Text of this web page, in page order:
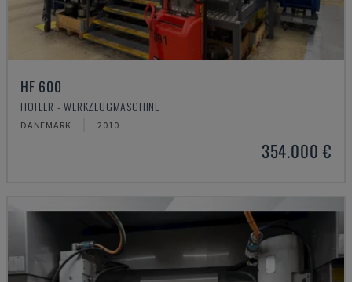
HF 600
HOFLER - WERKZEUGMASCHINE
DÄNEMARK 2010
354.000 €